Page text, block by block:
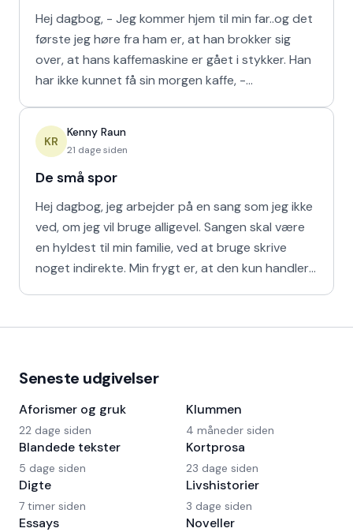
Hej dagbog, - Jeg kommer hjem til min far..og det
første jeg høre fra ham er, at han brokker sig
over, at hans kaffemaskine er gået i stykker. Han
har ikke kunnet få sin morgen kaffe, -
KR
Kenny Raun
21 dage siden
De små spor
Hej dagbog, jeg arbejder på en sang som jeg ikke
ved, om jeg vil bruge alligevel. Sangen skal være
en hyldest til min familie, ved at bruge skrive
noget indirekte. Min frygt er, at den kun handler
Seneste udgivelser
Aforismer og gruk
22 dage siden
Blandede tekster
5 dage siden
Digte
7 timer siden
Essays
Klummen
4 måneder siden
Kortprosa
23 dage siden
Livshistorier
3 dage siden
Noveller